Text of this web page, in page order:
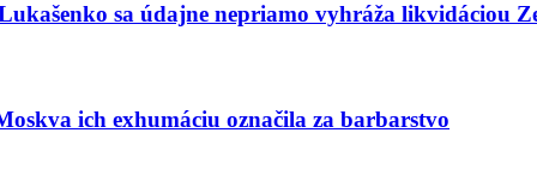
sa údajne nepriamo vyhráža likvidáciou
ich exhumáciu označila za barbarstvo